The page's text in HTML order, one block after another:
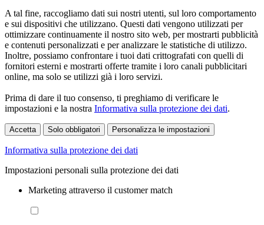
A tal fine, raccogliamo dati sui nostri utenti, sul loro comportamento
e sui dispositivi che utilizzano. Questi dati vengono utilizzati per
ottimizzare continuamente il nostro sito web, per mostrarti pubblicità
e contenuti personalizzati e per analizzare le statistiche di utilizzo.
Inoltre, possiamo confrontare i tuoi dati crittografati con quelli di
fornitori esterni e mostrarti offerte tramite i loro canali pubblicitari
online, ma solo se utilizzi già i loro servizi.
Prima di dare il tuo consenso, ti preghiamo di verificare le
impostazioni e la nostra Informativa sulla protezione dei dati.
Accetta Solo obbligatori Personalizza le impostazioni
Informativa sulla protezione dei dati
Impostazioni personali sulla protezione dei dati
Marketing attraverso il customer match